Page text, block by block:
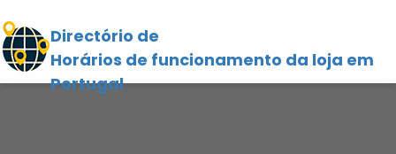
Directório de
Horários de funcionamento da loja em
Portugal